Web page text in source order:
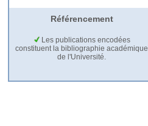
Référencement
Les publications encodées
constituent la bibliographie académique
de l'Université.